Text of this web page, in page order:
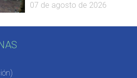
07 de agosto de 2026